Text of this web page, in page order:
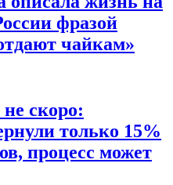
фразой
чайкам»
скоро:
только 15%
процесс может